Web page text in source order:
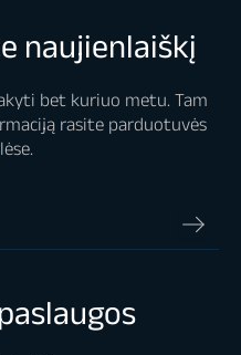
naujienlaiškį
bet kuriuo metu. Tam
rasite parduotuvės